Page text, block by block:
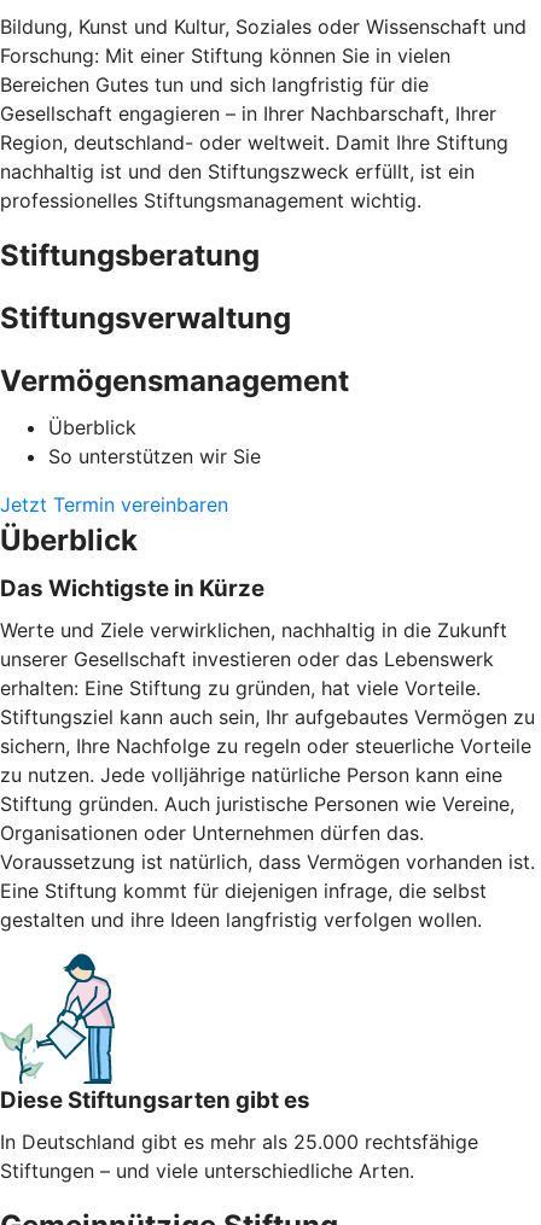
Bildung, Kunst und Kultur, Soziales oder Wissenschaft und
Forschung: Mit einer Stiftung können Sie in vielen
Bereichen Gutes tun und sich langfristig für die
Gesellschaft engagieren – in Ihrer Nachbarschaft, Ihrer
Region, deutschland- oder weltweit. Damit Ihre Stiftung
nachhaltig ist und den Stiftungszweck erfüllt, ist ein
professionelles Stiftungsmanagement wichtig.
Stiftungsberatung
Stiftungsverwaltung
Vermögensmanagement
Überblick
So unterstützen wir Sie
Jetzt Termin vereinbaren
Überblick
Das Wichtigste in Kürze
Werte und Ziele verwirklichen, nachhaltig in die Zukunft
unserer Gesellschaft investieren oder das Lebenswerk
erhalten: Eine Stiftung zu gründen, hat viele Vorteile.
Stiftungsziel kann auch sein, Ihr aufgebautes Vermögen zu
sichern, Ihre Nachfolge zu regeln oder steuerliche Vorteile
zu nutzen. Jede volljährige natürliche Person kann eine
Stiftung gründen. Auch juristische Personen wie Vereine,
Organisationen oder Unternehmen dürfen das.
Voraussetzung ist natürlich, dass Vermögen vorhanden ist.
Eine Stiftung kommt für diejenigen infrage, die selbst
gestalten und ihre Ideen langfristig verfolgen wollen.
Diese Stiftungsarten gibt es
In Deutschland gibt es mehr als 25.000 rechtsfähige
Stiftungen – und viele unterschiedliche Arten.